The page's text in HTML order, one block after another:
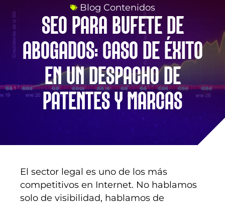
Blog Contenidos
SEO PARA BUFETE DE
ABOGADOS: CASO DE ÉXITO
EN UN DESPACHO DE
PATENTES Y MARCAS
El sector legal es uno de los más
competitivos en Internet. No hablamos
solo de visibilidad, hablamos de